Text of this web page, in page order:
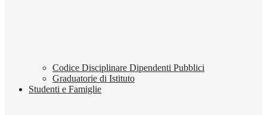
Codice Disciplinare Dipendenti Pubblici
Graduatorie di Istituto
Studenti e Famiglie